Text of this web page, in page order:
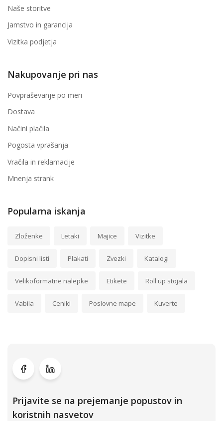
Naše storitve
Jamstvo in garancija
Vizitka podjetja
Nakupovanje pri nas
Povpraševanje po meri
Dostava
Načini plačila
Pogosta vprašanja
Vračila in reklamacije
Mnenja strank
Popularna iskanja
Zloženke Letaki Majice Vizitke
Dopisni listi Plakati Zvezki Katalogi
Velikoformatne nalepke Etikete Roll up stojala
Vabila Ceniki Poslovne mape Kuverte
Prijavite se na prejemanje popustov in
koristnih nasvetov